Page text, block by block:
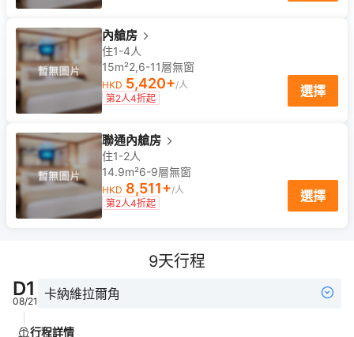
內艙房
住1-4人
15m²2,6-11層無窗
HKD 5,420+/人
第2人4折起
選擇
聯通內艙房
住1-2人
14.9m²6-9層無窗
HKD 8,511+/人
第2人4折起
選擇
9天行程
D1
08/21 卡納維拉爾角
行程詳情